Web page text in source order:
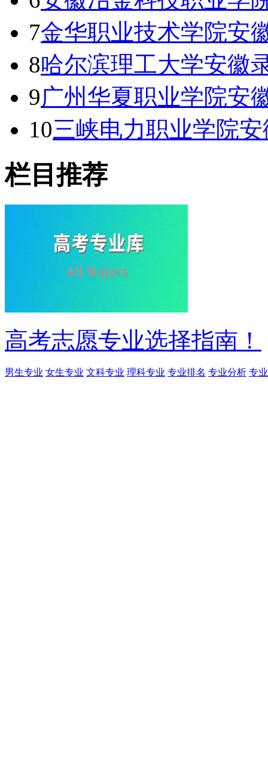
7金华职业技术学院安
8哈尔滨理工大学安徽
9广州华夏职业学院安
10三峡电力职业学院
栏目推荐
高考志愿专业选择指南！
男生专业 女生专业 文科专业 理科专业 专业排名 专业分析 专